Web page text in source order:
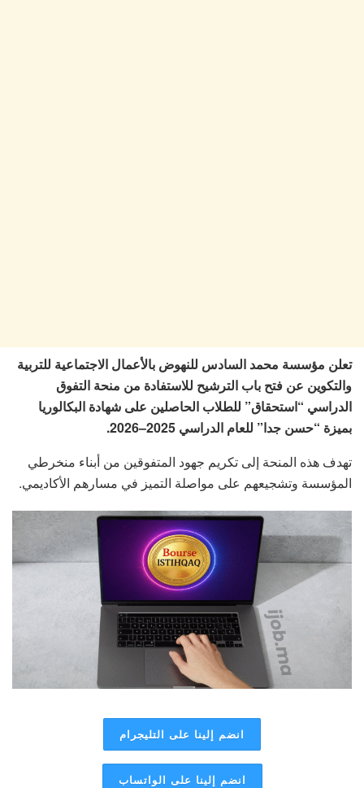
تعلن مؤسسة محمد السادس للنهوض بالأعمال الاجتماعية للتربية
والتكوين عن فتح باب الترشيح للاستفادة من منحة التفوق
الدراسي “استحقاق” للطلاب الحاصلين على شهادة البكالوريا
بميزة “حسن جدا” للعام الدراسي 2025–2026.
تهدف هذه المنحة إلى تكريم جهود المتفوقين من أبناء منخرطي
المؤسسة وتشجيعهم على مواصلة التميز في مسارهم الأكاديمي.
انضم إلينا على التليجرام
انضم إلينا على الواتساب